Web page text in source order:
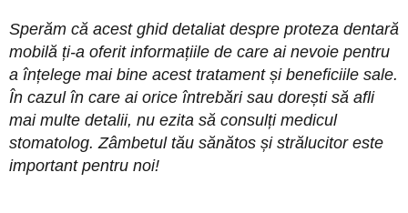
Sperăm că acest ghid detaliat despre proteza dentară
mobilă ți-a oferit informațiile de care ai nevoie pentru
a înțelege mai bine acest tratament și beneficiile sale.
În cazul în care ai orice întrebări sau dorești să afli
mai multe detalii, nu ezita să consulți medicul
stomatolog. Zâmbetul tău sănătos și strălucitor este
important pentru noi!